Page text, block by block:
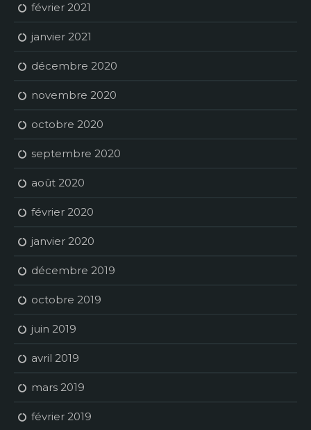
février 2021
janvier 2021
décembre 2020
novembre 2020
octobre 2020
septembre 2020
août 2020
février 2020
janvier 2020
décembre 2019
octobre 2019
juin 2019
avril 2019
mars 2019
février 2019